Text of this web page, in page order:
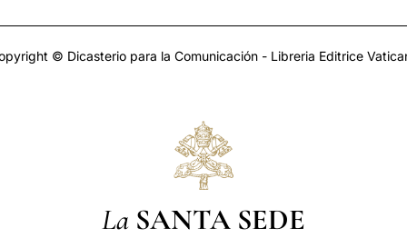
© Dicasterio para la Comunicación - Libreria Editrice
La SANTA SEDE